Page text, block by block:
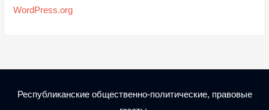
WordPress.org
Республиканские общественно-политические, правовые